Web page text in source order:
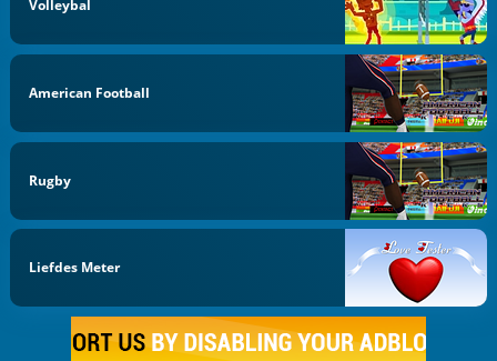
Volleybal
American Football
Rugby
Liefdes Meter